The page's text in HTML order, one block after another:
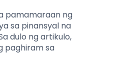
pamamaraan ng
sa pinansyal na
dulo ng artikulo,
paghiram sa